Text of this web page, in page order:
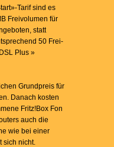
Tarif sind es
Freivolumen für
statt
50 Frei-
Plus »
Grundpreis für
Danach kosten
Fritz!Box Fon
auch die
wie bei einer
sich nicht.